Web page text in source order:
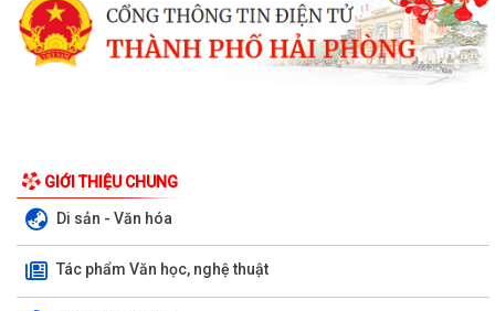
GIỚI THIỆU CHUNG
Di sản - Văn hóa
Tác phẩm Văn học, nghệ thuật